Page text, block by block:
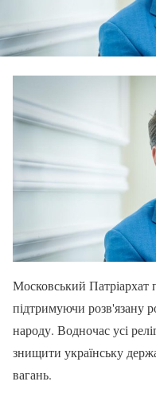
Московський Патріархат
підтримуючи розв'язану
народу. Водночас усі
знищити українську
вагань.